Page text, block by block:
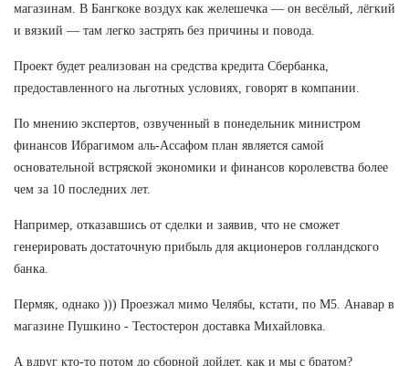
магазинам. В Бангкоке воздух как желешечка — он весёлый, лёгкий
и вязкий — там легко застрять без причины и повода.
Проект будет реализован на средства кредита Сбербанка,
предоставленного на льготных условиях, говорят в компании.
По мнению экспертов, озвученный в понедельник министром
финансов Ибрагимом аль-Ассафом план является самой
основательной встряской экономики и финансов королевства более
чем за 10 последних лет.
Например, отказавшись от сделки и заявив, что не сможет
генерировать достаточную прибыль для акционеров голландского
банка.
Пермяк, однако ))) Проезжал мимо Челябы, кстати, по М5. Анавар в
магазине Пушкино - Тестостерон доставка Михайловка.
А вдруг кто-то потом до сборной дойдет, как и мы с братом?